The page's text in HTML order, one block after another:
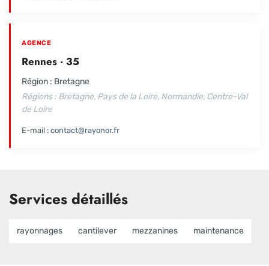
AGENCE
Rennes · 35
Région : Bretagne
Régions : Bretagne, Pays de la Loire, Normandie, Centre-Val
de Loire
E-mail : contact@rayonor.fr
Services détaillés
rayonnages cantilever mezzanines maintenance